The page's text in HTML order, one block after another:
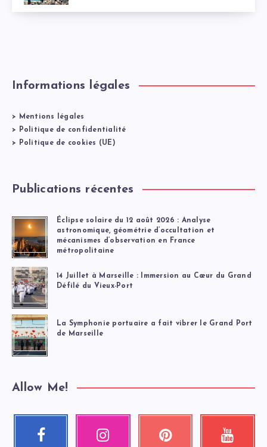
Informations légales
>
Mentions légales
>
Politique de confidentialité
>
Politique de cookies (UE)
Publications récentes
Éclipse solaire du 12 août 2026 : Analyse
astronomique, géométrie d’occultation et
mécanismes d’observation en France
métropolitaine
14 Juillet à Marseille : Immersion au Cœur du Grand
Défilé du Vieux-Port
La Symphonie portuaire a fait vibrer le Grand Port
de Marseille
Allow Me!
Facebook Instagram Pinterest
Épinglez
Youtube
Regardez